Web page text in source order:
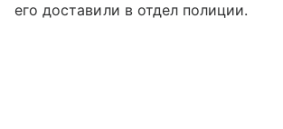
его доставили в отдел полиции.